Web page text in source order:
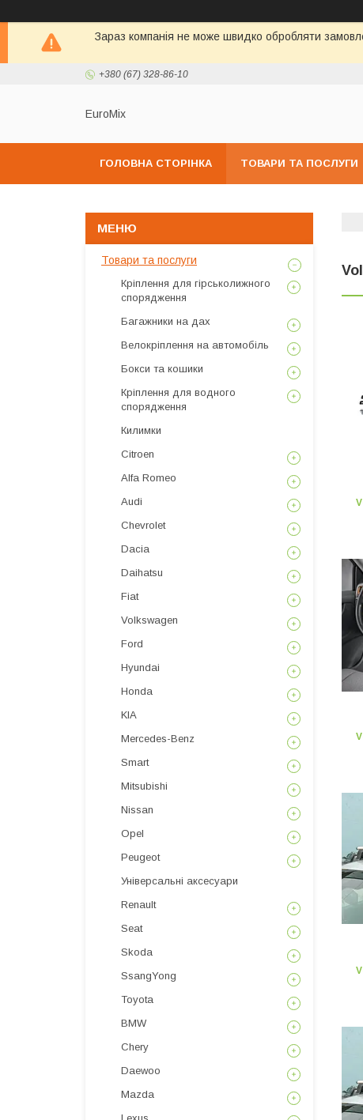
Зараз компанія не може швидко обробляти
+380 (67) 328-86-10
EuroMix
ГОЛОВНА СТОРІНКА ТОВАРИ ТА ПОСЛУГИ
Товари та послуги
Кріплення для гірськолижного
спорядження
Багажники на дах
Велокріплення на автомобіль
Бокси та кошики
Кріплення для водного
спорядження
Килимки
Citroen
Alfa Romeo
Audi
Chevrolet
Dacia
Daihatsu
Fiat
Volkswagen
Ford
Hyundai
Honda
KIA
Mercedes-Benz
Smart
Mitsubishi
Nissan
Opel
Peugeot
Універсальні аксесуари
Renault
Seat
Skoda
SsangYong
Toyota
BMW
Chery
Daewoo
Mazda